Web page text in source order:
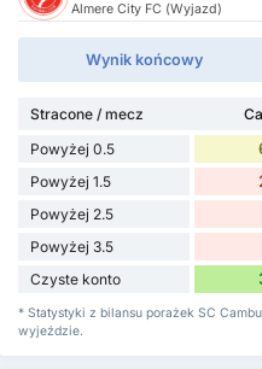
Almere City FC (Wyjazd)
Wynik końcowy
Stracone / mecz
Powyżej 0.5
Powyżej 1.5
Powyżej 2.5
Powyżej 3.5
Czyste konto
* Statystyki z bilansu porażek SC
wyjeździe.